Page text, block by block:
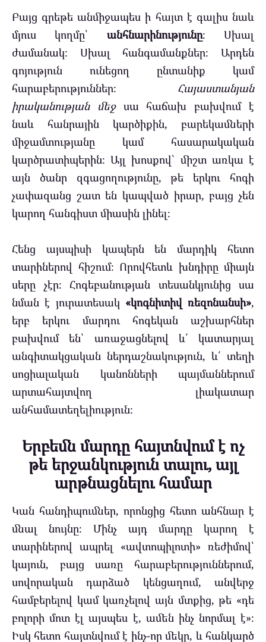
Բայց գրեթե անմիջապես ի հայտ է գալիս նաև
մյուս կողմը՝ անհնարինությունը։ Սխալ
ժամանակ։ Սխալ հանգամանքներ։ Արդեն
գոյություն ունեցող ընտանիք կամ
հարաբերություններ։ Հայաստանյան
իրականության մեջսա հաճախ բախվում է
նաև հանրային կարծիքին, բարեկամների
միջամտությանը կամ հասարակական
կարծրատիպերին։ Այլ խոսքով՝ միշտ առկա է
այն ծանր զգացողությունը, թե երկու հոգի
չափազանց շատ են կապված իրար, բայց չեն
կարող հանգիստ միասին լինել։
Հենց այսպիսի կապերն են մարդիկ հետո
տարիներով հիշում։ Որովհետև խնդիրը միայն
սերը չէր։ Հոգեբանության տեսանկյունից սա
նման է յուրատեսակ «կոգնիտիվ ռեզոնանսի»,
երբ երկու մարդու հոգեկան աշխարհներ
բախվում են՝ առաջացնելով և՛ կատարյալ
անգիտակցական ներդաշնակություն, և՛ տեղի
սոցիալական կանոնների պայմաններում
արտահայտվող լիակատար
անհամատեղելիություն։
Երբեմն մարդը հայտնվում է ոչ
թե երջանկություն տալու, այլ
արթնացնելու համար
Կան հանդիպումներ, որոնցից հետո անհնար է
մնալ նույնը։ Մինչ այդ մարդը կարող է
տարիներով ապրել «ավտոպիլոտի» ռեժիմով՝
կայուն, բայց սառը հարաբերություններում,
սովորական դարձած կենցաղում, անվերջ
համբերելով կամ կառչելով այն մտքից, թե «դե
բոլորի մոտ էլ այսպես է, ամեն ինչ նորմալ է»։
Իսկ հետո հայտնվում է ինչ-որ մեկը, և հանկարծ